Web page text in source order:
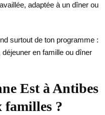
adaptée à un dîner ou
surtout de ton programme :
en famille ou dîner
Est à Antibes
familles ?